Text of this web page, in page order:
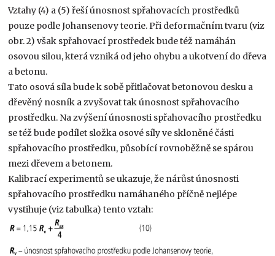
Vztahy (4) a (5) řeší únosnost spřahovacích prostředků
pouze podle Johansenovy teorie. Při deformačním tvaru (viz
obr. 2) však spřahovací prostředek bude též namáhán
osovou silou, která vzniká od jeho ohybu a ukotvení do dřeva
a betonu.
Tato osová síla bude k sobě přitlačovat betonovou desku a
dřevěný nosník a zvyšovat tak únosnost spřahovacího
prostředku. Na zvýšení únosnosti spřahovacího prostředku
se též bude podílet složka osové síly ve skloněné části
spřahovacího prostředku, působící rovnoběžně se spárou
mezi dřevem a betonem.
Kalibrací experimentů se ukazuje, že nárůst únosnosti
spřahovacího prostředku namáhaného příčně nejlépe
vystihuje (viz tabulka) tento vztah: